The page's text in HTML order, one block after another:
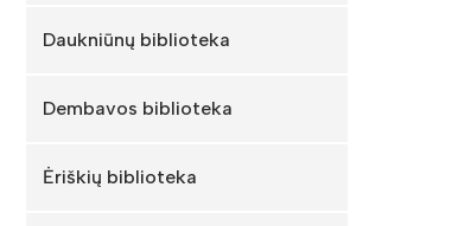
Daukniūnų biblioteka
Dembavos biblioteka
Ėriškių biblioteka